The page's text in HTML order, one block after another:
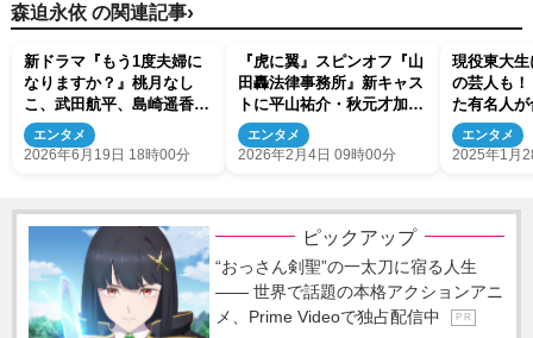
森迫永依 の関連記事›
新ドラマ『もう1度夫婦に
なりますか？』桃月なし
こ、武田航平、島崎遥香、
濱田マリ、高島礼子の出演
決定！
エンタメ
2026年6月19日 18時00分
『虎に翼』スピンオフ『山
田轟法律事務所』新キャス
トに平山祐介・秋元才加・
鈴木拓ら発表 キービジュ
アルも完成
エンタメ
2026年2月4日 09時00分
現役東大
の芸人も
た有名人
露 今夜の
エンタメ
2025年1月
ピックアップ
“おっさん剣聖”の一太刀に宿る人生
―― 世界で話題の本格アクションアニ
メ、Prime Videoで独占配信中
P R